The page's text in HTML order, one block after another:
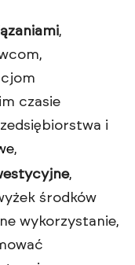
,
czasie
i
,
,
środków
wykorzystanie,